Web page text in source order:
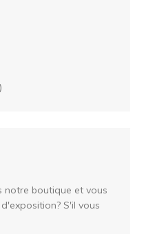
notre boutique et vous
S'il vous